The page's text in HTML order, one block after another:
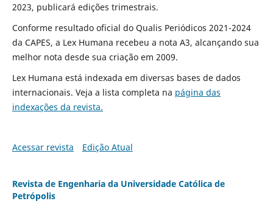
2023, publicará edições trimestrais.
Conforme resultado oficial do Qualis Periódicos 2021-2024
da CAPES, a Lex Humana recebeu a nota A3, alcançando sua
melhor nota desde sua criação em 2009.
Lex Humana está indexada em diversas bases de dados
internacionais. Veja a lista completa na página das
indexações da revista.
Acessar revista Edição Atual
Revista de Engenharia da Universidade Católica de
Petrópolis